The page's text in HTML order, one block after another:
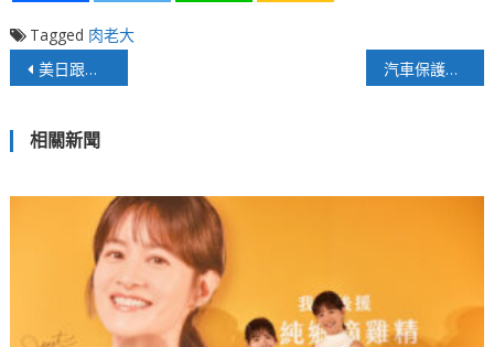
Tagged 肉老大
文
導
覽
美日跟進拱火！台灣如何未雨綢繆？ 汽車保護膜界的愛馬仕XPEL 為您的美好生活帶來最佳防護
相關新聞